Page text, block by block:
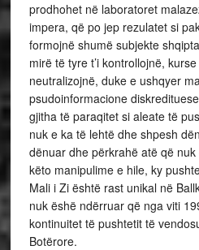
prodhohet në laboratoret
impera, që po jep rezulatet si
formojnë shumë subjekte
mirë të tyre t’i kontrollojnë,
neutralizojnë, duke e ushqyer
psudoinformacione
gjitha të paraqitet si aleate të
nuk e ka të lehtë dhe shpesh
dënuar dhe përkrahë atë që
këto manipulime e hile, ky
Mali i Zi është rast unikal në
nuk ëshë ndërruar që nga viti
kontinuitet të pushtetit të
Botërore.